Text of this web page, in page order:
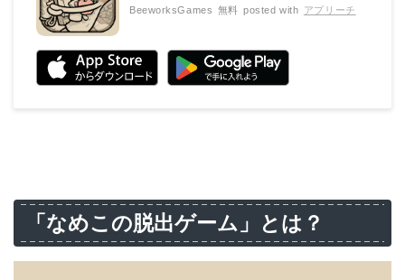
BeeworksGames 無料 posted with アプリーチ
「なめこの脱出ゲーム」とは？